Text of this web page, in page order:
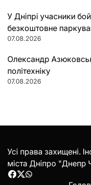
У Дніпрі учасники
безкоштовне
07.08.2026
Олександр
політехніку
07.08.2026
Усі права захищені.
міста Дніпро "Днепр
Facebook
Twitter
WhatsApp